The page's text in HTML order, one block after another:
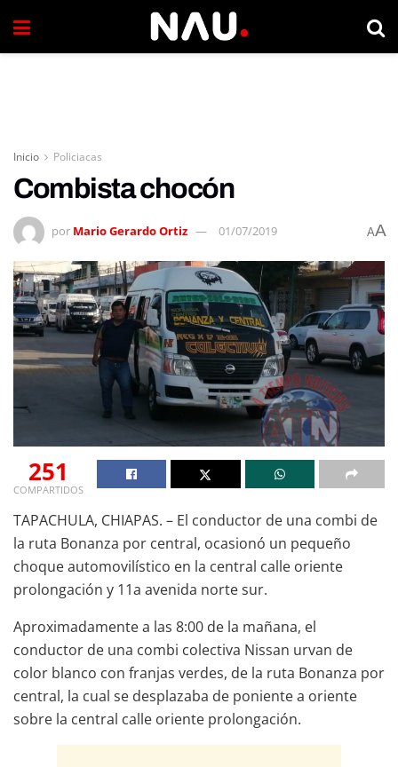
Inicio Policiacas
Combista chocón
por Mario Gerardo Ortiz 01/07/2019 AA
251
COMPARTIDOS
TAPACHULA, CHIAPAS. – El conductor de una combi de
la ruta Bonanza por central, ocasionó un pequeño
choque automovilístico en la central calle oriente
prolongación y 11a avenida norte sur.
Aproximadamente a las 8:00 de la mañana, el
conductor de una combi colectiva Nissan urvan de
color blanco con franjas verdes, de la ruta Bonanza por
central, la cual se desplazaba de poniente a oriente
sobre la central calle oriente prolongación.